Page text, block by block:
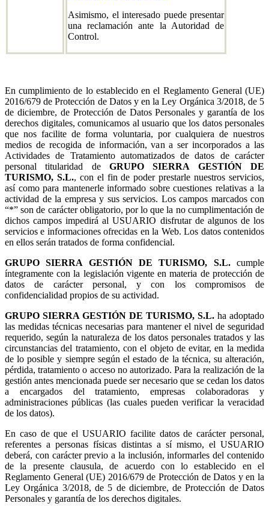
Asimismo, el interesado puede presentar
una reclamación ante la Autoridad de
Control.
En cumplimiento de lo establecido en el Reglamento General (UE)
2016/679 de Protección de Datos y en la Ley Orgánica 3/2018, de 5
de diciembre, de Protección de Datos Personales y garantía de los
derechos digitales, comunicamos al usuario que los datos personales
que nos facilite de forma voluntaria, por cualquiera de nuestros
medios de recogida de información, van a ser incorporados a las
Actividades de Tratamiento automatizados de datos de carácter
personal titularidad de GRUPO SIERRA GESTIÓN DE
TURISMO, S.L., con el fin de poder prestarle nuestros servicios,
así como para mantenerle informado sobre cuestiones relativas a la
actividad de la empresa y sus servicios. Los campos marcados con
“*” son de carácter obligatorio, por lo que la no cumplimentación de
dichos campos impedirá al USUARIO disfrutar de algunos de los
servicios e informaciones ofrecidas en la Web. Los datos contenidos
en ellos serán tratados de forma confidencial.
GRUPO SIERRA GESTIÓN DE TURISMO, S.L.cumple
íntegramente con la legislación vigente en materia de protección de
datos de carácter personal, y con los compromisos de
confidencialidad propios de su actividad.
GRUPO SIERRA GESTIÓN DE TURISMO, S.L. ha adoptado
las medidas técnicas necesarias para mantener el nivel de seguridad
requerido, según la naturaleza de los datos personales tratados y las
circunstancias del tratamiento, con el objeto de evitar, en la medida
de lo posible y siempre según el estado de la técnica, su alteración,
pérdida, tratamiento o acceso no autorizado. Para la realización de la
gestión antes mencionada puede ser necesario que se cedan los datos
a encargados del tratamiento, empresas colaboradoras y
administraciones públicas (las cuales pueden verificar la veracidad
de los datos).
En caso de que el USUARIO facilite datos de carácter personal,
referentes a personas físicas distintas a sí mismo, el USUARIO
deberá, con carácter previo a la inclusión, informarles del contenido
de la presente clausula, de acuerdo con lo establecido en el
Reglamento General (UE) 2016/679 de Protección de Datos y en la
Ley Orgánica 3/2018, de 5 de diciembre, de Protección de Datos
Personales y garantía de los derechos digitales.